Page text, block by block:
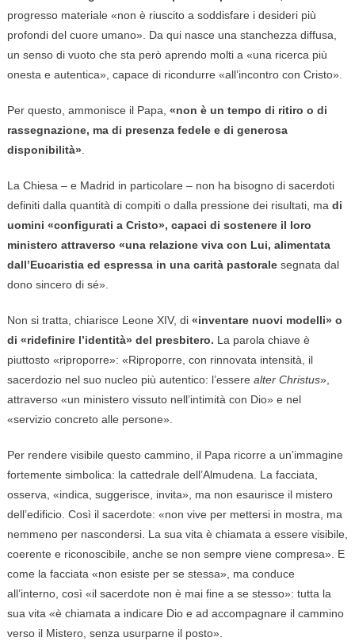
progresso materiale «non è riuscito a soddisfare i desideri più
profondi del cuore umano». Da qui nasce una stanchezza diffusa,
un senso di vuoto che sta però aprendo molti a «una ricerca più
onesta e autentica», capace di ricondurre «all’incontro con Cristo».
Per questo, ammonisce il Papa, «non è un tempo di ritiro o di
rassegnazione, ma di presenza fedele e di generosa
disponibilità».
La Chiesa – e Madrid in particolare – non ha bisogno di sacerdoti
definiti dalla quantità di compiti o dalla pressione dei risultati, ma di
uomini «configurati a Cristo», capaci di sostenere il loro
ministero attraverso «una relazione viva con Lui, alimentata
dall’Eucaristia ed espressa in una carità pastoralesegnata dal
dono sincero di sé».
Non si tratta, chiarisce Leone XIV, di «inventare nuovi modelli» o
di «ridefinire l’identità» del presbitero. La parola chiave è
piuttosto «riproporre»: «Riproporre, con rinnovata intensità, il
sacerdozio nel suo nucleo più autentico: l’essere alter Christus»,
attraverso «un ministero vissuto nell’intimità con Dio» e nel
«servizio concreto alle persone».
Per rendere visibile questo cammino, il Papa ricorre a un’immagine
fortemente simbolica: la cattedrale dell’Almudena. La facciata,
osserva, «indica, suggerisce, invita», ma non esaurisce il mistero
dell’edificio. Così il sacerdote: «non vive per mettersi in mostra, ma
nemmeno per nascondersi. La sua vita è chiamata a essere visibile,
coerente e riconoscibile, anche se non sempre viene compresa». E
come la facciata «non esiste per se stessa», ma conduce
all’interno, così «il sacerdote non è mai fine a se stesso»: tutta la
sua vita «è chiamata a indicare Dio e ad accompagnare il cammino
verso il Mistero, senza usurparne il posto».